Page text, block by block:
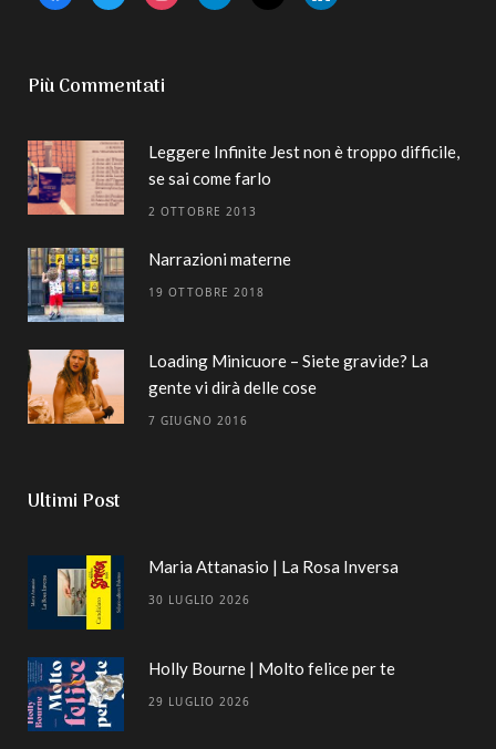
Più Commentati
Leggere Infinite Jest non è troppo difficile,
se sai come farlo
2 OTTOBRE 2013
Narrazioni materne
19 OTTOBRE 2018
Loading Minicuore – Siete gravide? La
gente vi dirà delle cose
7 GIUGNO 2016
Ultimi Post
Maria Attanasio | La Rosa Inversa
30 LUGLIO 2026
Holly Bourne | Molto felice per te
29 LUGLIO 2026